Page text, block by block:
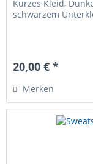
Kurzes Kleid,
schwarzem
20,00 € *
Merken